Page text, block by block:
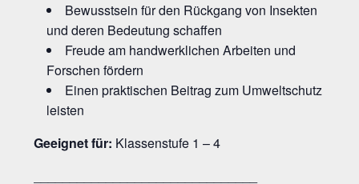
Bewusstsein für den Rückgang von Insekten
und deren Bedeutung schaffen
Freude am handwerklichen Arbeiten und
Forschen fördern
Einen praktischen Beitrag zum Umweltschutz
leisten
Geeignet für: Klassenstufe 1 – 4